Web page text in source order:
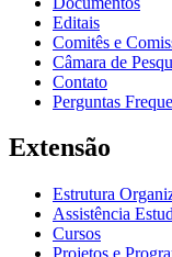
Editais
Comitês e
Câmara de
Contato
Perguntas
Extensão
Estrutura
Assistência
Cursos